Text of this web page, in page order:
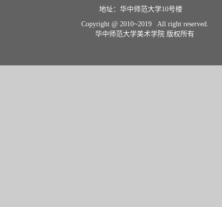
地址：华中师范大学10号楼
Copyright @ 2010~2019 All right reserved.
华中师范大学美术学院 版权所有